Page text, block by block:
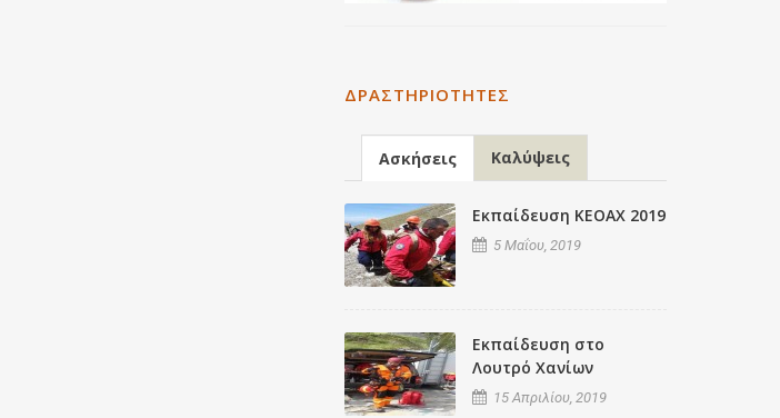
ΔΡΑΣΤΗΡΙΌΤΗΤΕΣ
Ασκήσεις Καλύψεις
Εκπαίδευση ΚΕΟΑΧ 2019
5 Μαΐου, 2019
Εκπαίδευση στο
Λουτρό Χανίων
15 Απριλίου, 2019